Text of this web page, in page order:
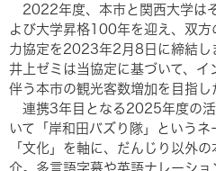
2022年度、本市と関西大学は
よび大学昇格100年を迎え、双方
力協定を2023年2月8日に締結し
井上ゼミは当協定に基づいて、イ
伴う本市の観光客数増加を目指し
連携3年目となる2025年度の活
いて「岸和田バズり隊」というネ
「文化」を軸に、だんじり以外
介。多言語字幕や英語ナレーシ